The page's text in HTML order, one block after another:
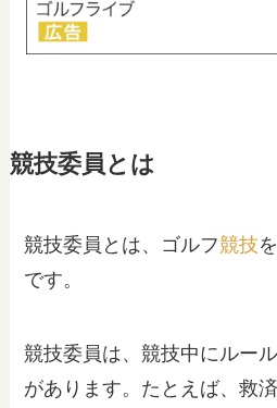
競技委員とは
競技委員とは、ゴルフ競技
です。
競技委員は、競技中にルー
があります。たとえば、救